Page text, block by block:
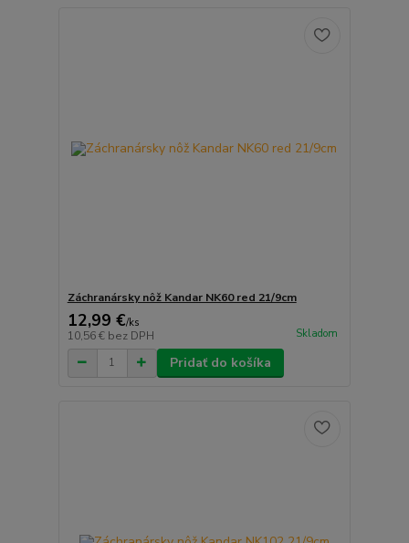
Záchranársky nôž Kandar NK60 red 21/9cm
12,99 €/ks
10,56 € bez DPH Skladom
Pridať do košíka